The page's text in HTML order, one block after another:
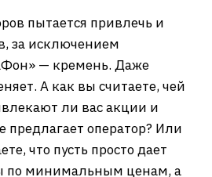
пытается привлечь и
за исключением
— кремень. Даже
А как вы считаете, чей
ли вас акции и
оператор? Или
что пусть просто дает
по минимальным ценам, а